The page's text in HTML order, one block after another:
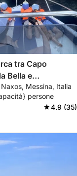
tra Capo
Bella e
Messina, Italia
persone
4.9 (35)